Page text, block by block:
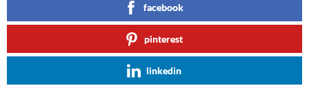
facebook
pinterest
linkedin